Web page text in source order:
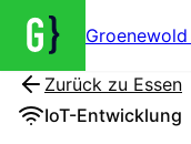
Zurück zu Essen
IoT-Entwicklung